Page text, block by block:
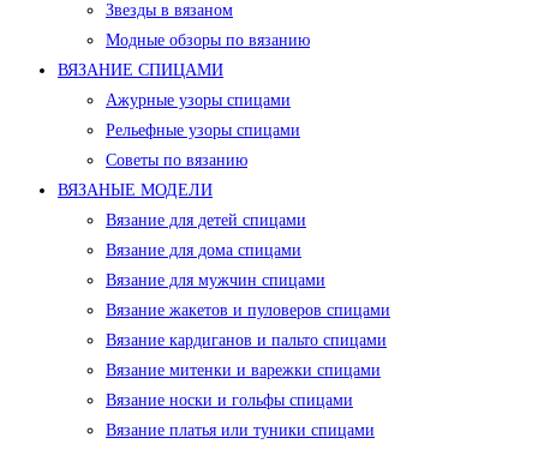
Звезды в вязаном
Модные обзоры по вязанию
ВЯЗАНИЕ СПИЦАМИ
Ажурные узоры спицами
Рельефные узоры спицами
Советы по вязанию
ВЯЗАНЫЕ МОДЕЛИ
Вязание для детей спицами
Вязание для дома спицами
Вязание для мужчин спицами
Вязание жакетов и пуловеров спицами
Вязание кардиганов и пальто спицами
Вязание митенки и варежки спицами
Вязание носки и гольфы спицами
Вязание платья или туники спицами